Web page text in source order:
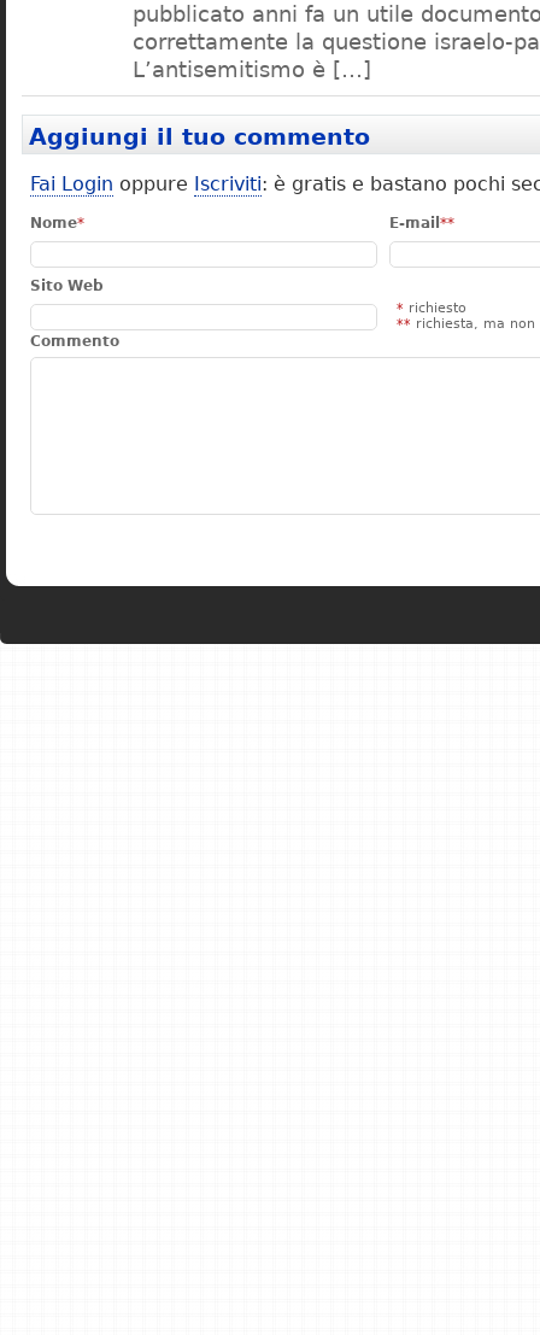
pubblicato anni fa un utile
correttamente la questione israelo-
L’antisemitismo è […]
Aggiungi il tuo commento
Fai Login oppure Iscriviti: è gratis e bastano pochi
Nome* E-mail **
Sito Web
* richiesto
** richiesta, ma non
Commento